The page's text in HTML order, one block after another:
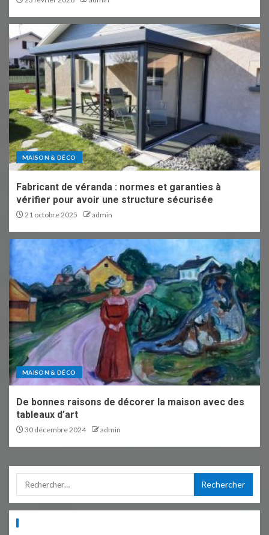
MAISON & DÉCO
Fabricant de véranda : normes et garanties à
vérifier pour avoir une structure sécurisée
21 octobre 2025 admin
MAISON & DÉCO
De bonnes raisons de décorer la maison avec des
tableaux d’art
30 décembre 2024 admin